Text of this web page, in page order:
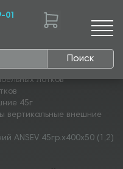
Поиск
01
лотков
45г
вертикальные внешние
ANSEV 45гр.х400х50 (1,2)